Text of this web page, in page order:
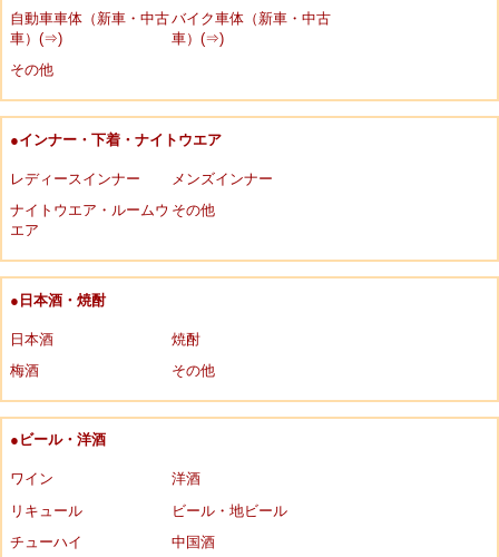
自動車車体（新車・中古
車）(⇒)
バイク車体（新車・中古
車）(⇒)
その他
●インナー・下着・ナイトウエア
レディースインナー
メンズインナー
ナイトウエア・ルームウ
エア
その他
●日本酒・焼酎
日本酒
焼酎
梅酒
その他
●ビール・洋酒
ワイン
洋酒
リキュール
ビール・地ビール
チューハイ
中国酒